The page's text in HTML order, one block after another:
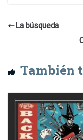
La búsqueda
También